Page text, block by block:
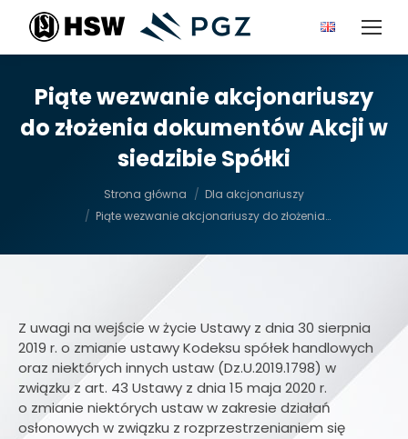
Piąte wezwanie akcjonariuszy
do złożenia dokumentów Akcji w
siedzibie Spółki
Strona główna
Dla akcjonariuszy
Piąte wezwanie akcjonariuszy do złożenia…
Z uwagi na wejście w życie Ustawy z dnia 30 sierpnia
2019 r. o zmianie ustawy Kodeksu spółek handlowych
oraz niektórych innych ustaw (Dz.U.2019.1798) w
związku z art. 43 Ustawy z dnia 15 maja 2020 r.
o zmianie niektórych ustaw w zakresie działań
osłonowych w związku z rozprzestrzenianiem się